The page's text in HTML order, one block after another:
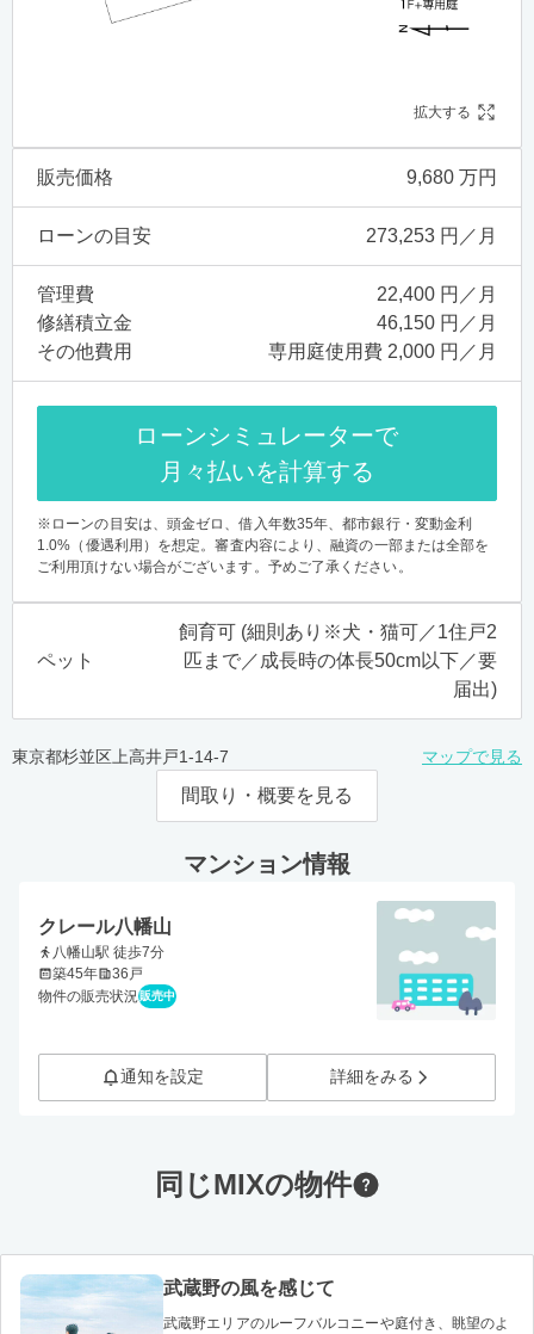
拡大する
販売価格 9,680 万円
ローンの目安 273,253 円／月
管理費
22,400 円／月
修繕積立金
46,150 円／月
その他費用
専用庭使用費 2,000 円／月
ローンシミュレーターで
月々払いを計算する
※ローンの目安は、頭金ゼロ、借入年数35年、都市銀行・変動金利
1.0%（優遇利用）を想定。審査内容により、融資の一部または全部を
ご利用頂けない場合がございます。予めご了承ください。
ペット
飼育可 (細則あり※犬・猫可／1住戸2
匹まで／成長時の体長50cm以下／要
届出)
東京都杉並区上高井戸1-14-7 マップで見る
間取り・概要を見る
マンション情報
クレール八幡山
八幡山駅 徒歩7分
築45年
36戸
物件の販売状況 販売中
通知を設定 詳細をみる
同じMIXの物件
武蔵野の風を感じて
武蔵野エリアのルーフバルコニーや庭付き、眺望のよ